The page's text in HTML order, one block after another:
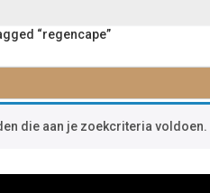
“regencape”
die aan je zoekcriteria voldoen.